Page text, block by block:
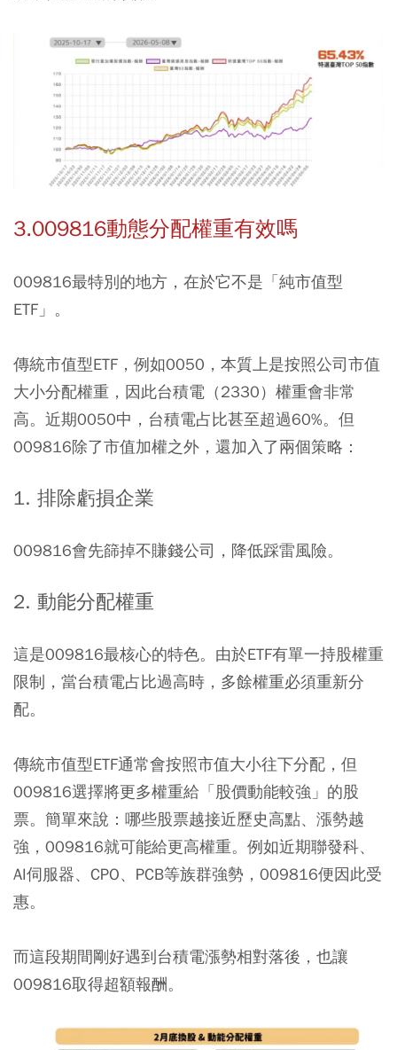
3.009816動態分配權重有效嗎
009816最特別的地方，在於它不是「純市值型
ETF」。
傳統市值型ETF，例如0050，本質上是按照公司市值
大小分配權重，因此台積電（2330）權重會非常
高。近期0050中，台積電占比甚至超過60%。但
009816除了市值加權之外，還加入了兩個策略：
1. 排除虧損企業
009816會先篩掉不賺錢公司，降低踩雷風險。
2. 動能分配權重
這是009816最核心的特色。由於ETF有單一持股權重
限制，當台積電占比過高時，多餘權重必須重新分
配。
傳統市值型ETF通常會按照市值大小往下分配，但
009816選擇將更多權重給「股價動能較強」的股
票。簡單來說：哪些股票越接近歷史高點、漲勢越
強，009816就可能給更高權重。例如近期聯發科、
AI伺服器、CPO、PCB等族群強勢，009816便因此受
惠。
而這段期間剛好遇到台積電漲勢相對落後，也讓
009816取得超額報酬。